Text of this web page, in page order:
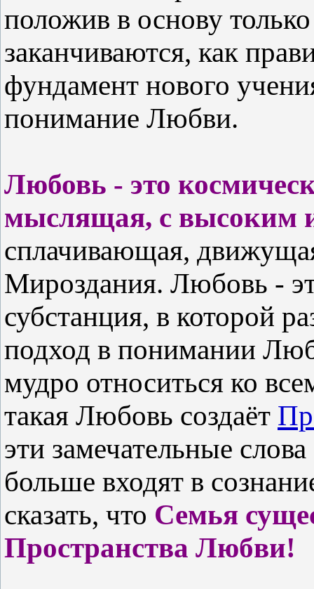
положив в основу
заканчиваются, как
фундамент нового
понимание Любви.
Любовь - это
мыслящая, с высоким
сплачивающая,
Мироздания. Любовь -
субстанция, в которой
подход в понимании
мудро относиться ко
такая Любовь создаёт
эти замечательные
больше входят в
сказать, что Семья
Пространства Любви!